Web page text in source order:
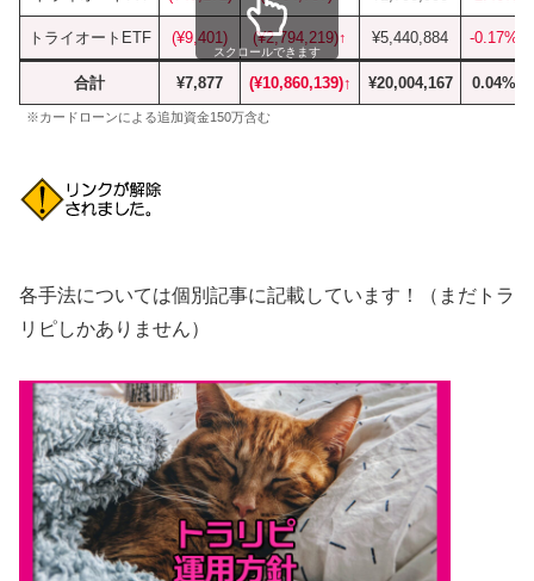
トライオートETF (¥9,401) (¥2,794,219)↑ ¥5,440,884 -0.17%
合計 ¥7,877 (¥10,860,139)↑ ¥20,004,167 0.04%
スクロールできます
※カードローンによる追加資金150万含む
各手法については個別記事に記載しています！（まだトラ
リピしかありません）